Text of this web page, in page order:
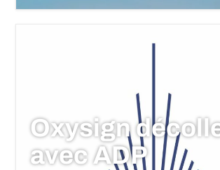
Oxysign
avec ADP